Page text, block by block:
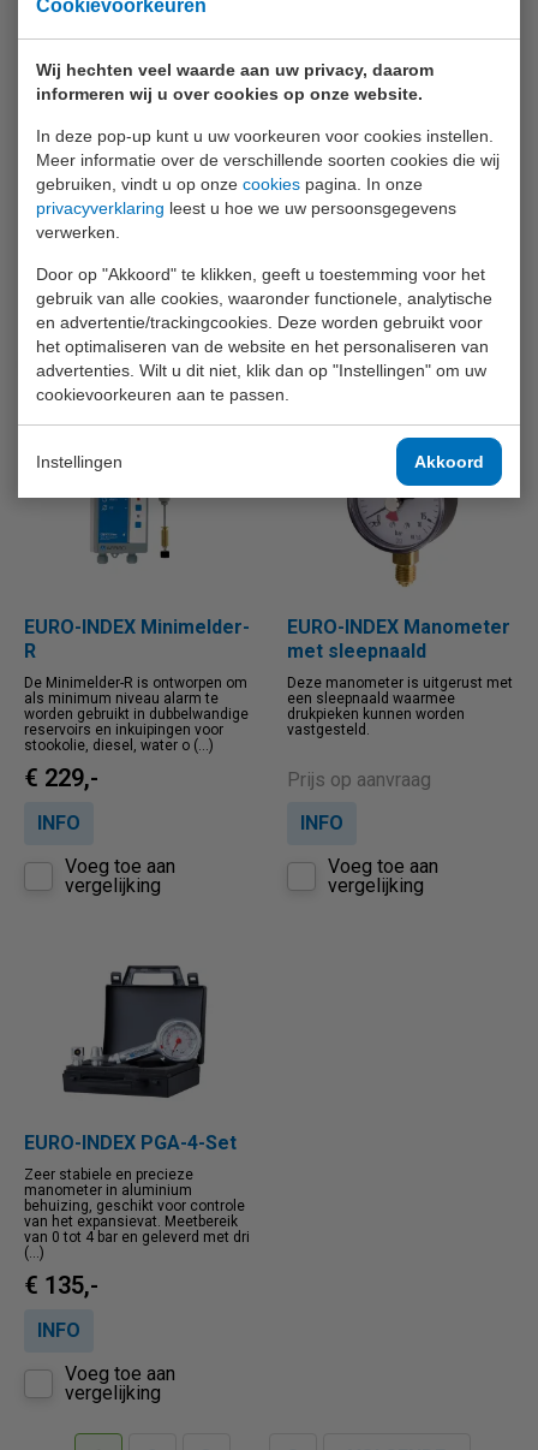
Cookievoorkeuren
Wij hechten veel waarde aan uw privacy, daarom
informeren wij u over cookies op onze website.
In deze pop-up kunt u uw voorkeuren voor cookies instellen.
Meer informatie over de verschillende soorten cookies die wij
gebruiken, vindt u op onze cookies pagina. In onze
privacyverklaring leest u hoe we uw persoonsgegevens
verwerken.
Door op "Akkoord" te klikken, geeft u toestemming voor het
gebruik van alle cookies, waaronder functionele, analytische
en advertentie/trackingcookies. Deze worden gebruikt voor
het optimaliseren van de website en het personaliseren van
advertenties. Wilt u dit niet, klik dan op "Instellingen" om uw
cookievoorkeuren aan te passen.
Instellingen Akkoord
EURO-INDEX
Universele hydrostatische
inhoudsmeter voor stookolie,
(bio)diesel en water met
numerieke en grafische weergave
van het verbruik (historie),
reikwijdt (...)
€ 833,-
INFO
Voeg toe aan
vergelijking
EURO-INDEX Pneumofix
Montageset om pneumatische
inhoudsmeters aan te sluiten op
een tank d.m.v. een PVC of
koperen leiding. De Pneumofix
heeft een lengte van 20 meter,
€ 42,-
INFO
Voeg toe aan
vergelijking
EURO-INDEX Minimelder-
R
De Minimelder-R is ontworpen om
als minimum niveau alarm te
worden gebruikt in dubbelwandige
reservoirs en inkuipingen voor
stookolie, diesel, water o (...)
€ 229,-
INFO
Voeg toe aan
vergelijking
EURO-INDEX Manometer
met sleepnaald
Deze manometer is uitgerust met
een sleepnaald waarmee
drukpieken kunnen worden
vastgesteld.
Prijs op aanvraag
INFO
Voeg toe aan
vergelijking
EURO-INDEX PGA-4-Set
Zeer stabiele en precieze
manometer in aluminium
behuizing, geschikt voor controle
van het expansievat. Meetbereik
van 0 tot 4 bar en geleverd met dri
(...)
€ 135,-
INFO
Voeg toe aan
vergelijking